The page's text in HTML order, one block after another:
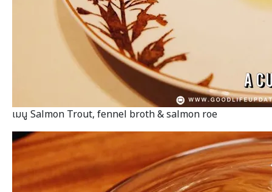
เมนู Salmon Trout, fennel broth & salmon roe